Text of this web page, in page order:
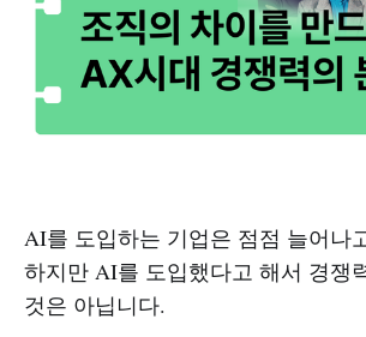
AI를 도입하는 기업은 점점 늘어나
하지만 AI를 도입했다고 해서 경쟁
것은 아닙니다.